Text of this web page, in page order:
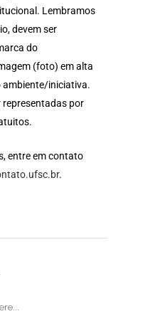
Lembramos
devem ser
do
(foto) em alta
ambiente/iniciativa.
representadas por
entre em contato
.